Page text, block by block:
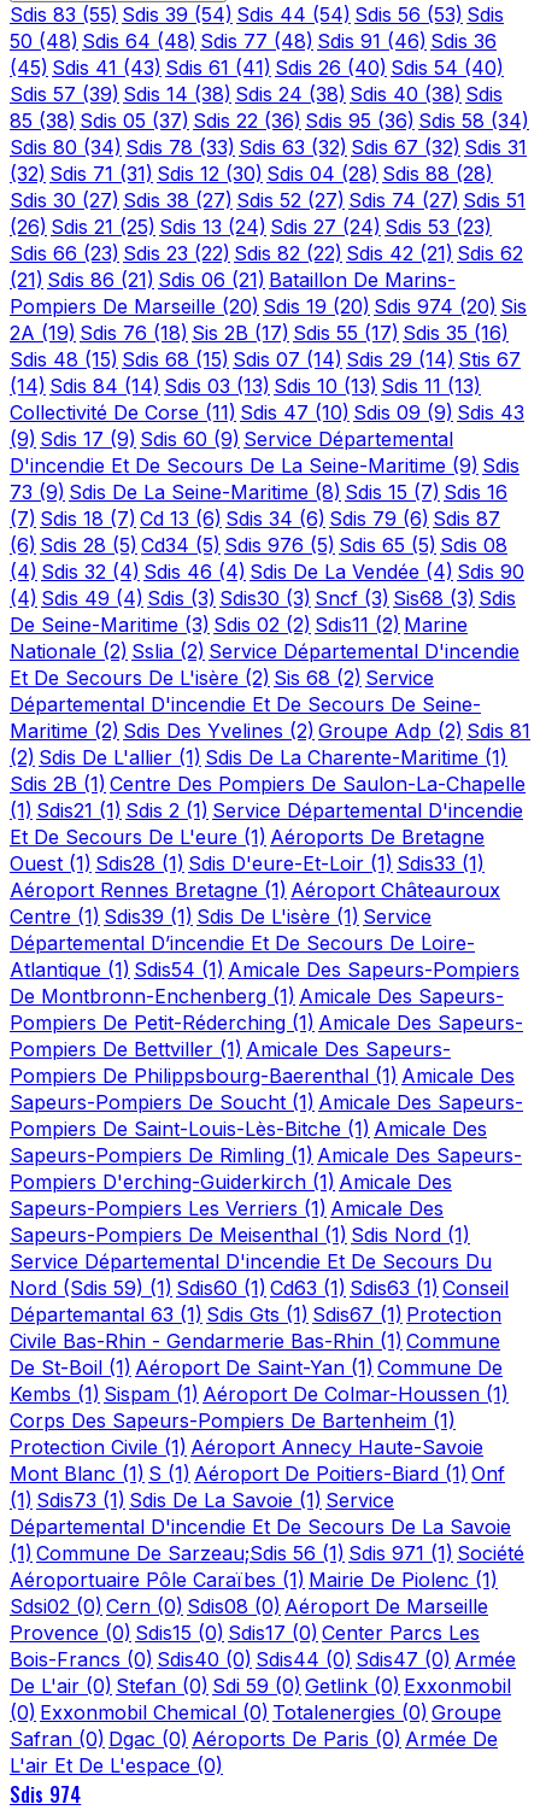
Sdis 83 (55) Sdis 39 (54) Sdis 44 (54) Sdis 56 (53) Sdis
50 (48) Sdis 64 (48) Sdis 77 (48) Sdis 91 (46) Sdis 36
(45) Sdis 41 (43) Sdis 61 (41) Sdis 26 (40) Sdis 54 (40)
Sdis 57 (39) Sdis 14 (38) Sdis 24 (38) Sdis 40 (38) Sdis
85 (38) Sdis 05 (37) Sdis 22 (36) Sdis 95 (36) Sdis 58 (34)
Sdis 80 (34) Sdis 78 (33) Sdis 63 (32) Sdis 67 (32) Sdis 31
(32) Sdis 71 (31) Sdis 12 (30) Sdis 04 (28) Sdis 88 (28)
Sdis 30 (27) Sdis 38 (27) Sdis 52 (27) Sdis 74 (27) Sdis 51
(26) Sdis 21 (25) Sdis 13 (24) Sdis 27 (24) Sdis 53 (23)
Sdis 66 (23) Sdis 23 (22) Sdis 82 (22) Sdis 42 (21) Sdis 62
(21) Sdis 86 (21) Sdis 06 (21) Bataillon De Marins-
Pompiers De Marseille (20) Sdis 19 (20) Sdis 974 (20) Sis
2A (19) Sdis 76 (18) Sis 2B (17) Sdis 55 (17) Sdis 35 (16)
Sdis 48 (15) Sdis 68 (15) Sdis 07 (14) Sdis 29 (14) Stis 67
(14) Sdis 84 (14) Sdis 03 (13) Sdis 10 (13) Sdis 11 (13)
Collectivité De Corse (11) Sdis 47 (10) Sdis 09 (9) Sdis 43
(9) Sdis 17 (9) Sdis 60 (9) Service Départemental
D'incendie Et De Secours De La Seine-Maritime (9) Sdis
73 (9) Sdis De La Seine-Maritime (8) Sdis 15 (7) Sdis 16
(7) Sdis 18 (7) Cd 13 (6) Sdis 34 (6) Sdis 79 (6) Sdis 87
(6) Sdis 28 (5) Cd34 (5) Sdis 976 (5) Sdis 65 (5) Sdis 08
(4) Sdis 32 (4) Sdis 46 (4) Sdis De La Vendée (4) Sdis 90
(4) Sdis 49 (4) Sdis (3) Sdis30 (3) Sncf (3) Sis68 (3) Sdis
De Seine-Maritime (3) Sdis 02 (2) Sdis11 (2) Marine
Nationale (2) Sslia (2) Service Départemental D'incendie
Et De Secours De L'isère (2) Sis 68 (2) Service
Départemental D'incendie Et De Secours De Seine-
Maritime (2) Sdis Des Yvelines (2) Groupe Adp (2) Sdis 81
(2) Sdis De L'allier (1) Sdis De La Charente-Maritime (1)
Sdis 2B (1) Centre Des Pompiers De Saulon-La-Chapelle
(1) Sdis21 (1) Sdis 2 (1) Service Départemental D'incendie
Et De Secours De L'eure (1) Aéroports De Bretagne
Ouest (1) Sdis28 (1) Sdis D'eure-Et-Loir (1) Sdis33 (1)
Aéroport Rennes Bretagne (1) Aéroport Châteauroux
Centre (1) Sdis39 (1) Sdis De L'isère (1) Service
Départemental D’incendie Et De Secours De Loire-
Atlantique (1) Sdis54 (1) Amicale Des Sapeurs-Pompiers
De Montbronn-Enchenberg (1) Amicale Des Sapeurs-
Pompiers De Petit-Réderching (1) Amicale Des Sapeurs-
Pompiers De Bettviller (1) Amicale Des Sapeurs-
Pompiers De Philippsbourg-Baerenthal (1) Amicale Des
Sapeurs-Pompiers De Soucht (1) Amicale Des Sapeurs-
Pompiers De Saint-Louis-Lès-Bitche (1) Amicale Des
Sapeurs-Pompiers De Rimling (1) Amicale Des Sapeurs-
Pompiers D'erching-Guiderkirch (1) Amicale Des
Sapeurs-Pompiers Les Verriers (1) Amicale Des
Sapeurs-Pompiers De Meisenthal (1) Sdis Nord (1)
Service Départemental D'incendie Et De Secours Du
Nord (Sdis 59) (1) Sdis60 (1) Cd63 (1) Sdis63 (1) Conseil
Départemantal 63 (1) Sdis Gts (1) Sdis67 (1) Protection
Civile Bas-Rhin - Gendarmerie Bas-Rhin (1) Commune
De St-Boil (1) Aéroport De Saint-Yan (1) Commune De
Kembs (1) Sispam (1) Aéroport De Colmar-Houssen (1)
Corps Des Sapeurs-Pompiers De Bartenheim (1)
Protection Civile (1) Aéroport Annecy Haute-Savoie
Mont Blanc (1) S (1) Aéroport De Poitiers-Biard (1) Onf
(1) Sdis73 (1) Sdis De La Savoie (1) Service
Départemental D'incendie Et De Secours De La Savoie
(1) Commune De Sarzeau;Sdis 56 (1) Sdis 971 (1) Société
Aéroportuaire Pôle Caraïbes (1) Mairie De Piolenc (1)
Sdsi02 (0) Cern (0) Sdis08 (0) Aéroport De Marseille
Provence (0) Sdis15 (0) Sdis17 (0) Center Parcs Les
Bois-Francs (0) Sdis40 (0) Sdis44 (0) Sdis47 (0) Armée
De L'air (0) Stefan (0) Sdi 59 (0) Getlink (0) Exxonmobil
(0) Exxonmobil Chemical (0) Totalenergies (0) Groupe
Safran (0) Dgac (0) Aéroports De Paris (0) Armée De
L'air Et De L'espace (0)
Sdis 974